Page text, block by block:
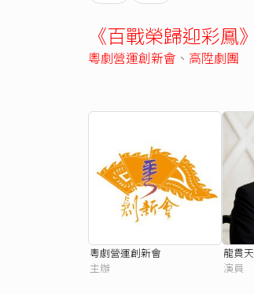
《百戰榮歸迎彩鳳》
粵劇營運創新會 、 高陞劇團
粵劇營運創新會
主辦
龍貫天
演員